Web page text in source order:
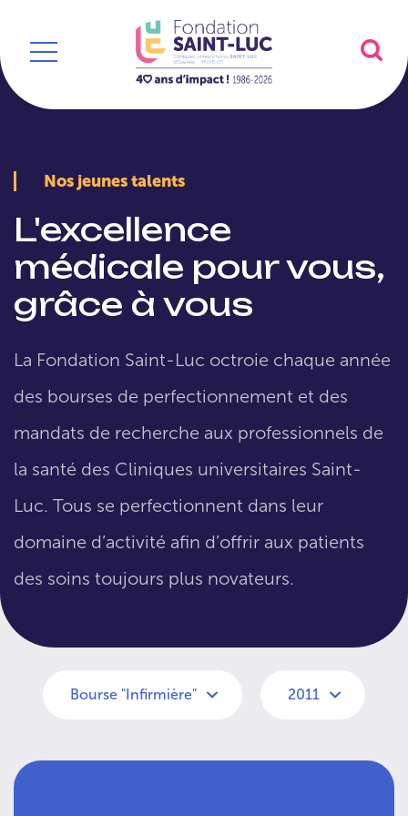
Nos jeunes talents
L'excellence
médicale pour vous,
grâce à vous
La Fondation Saint-Luc octroie chaque année
des bourses de perfectionnement et des
mandats de recherche aux professionnels de
la santé des Cliniques universitaires Saint-
Luc. Tous se perfectionnent dans leur
domaine d’activité afin d’offrir aux patients
des soins toujours plus novateurs.
Bourse "Infirmière" 2011